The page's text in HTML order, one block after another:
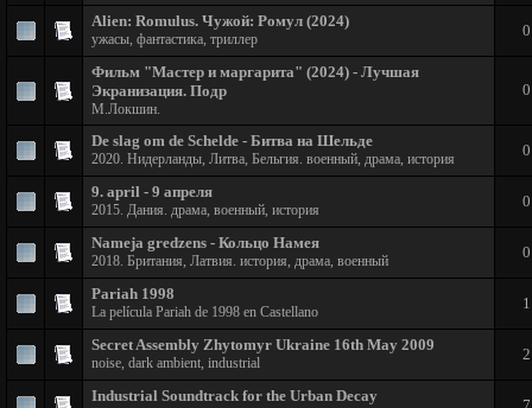
Alien: Romulus. Чужой: Ромул (2024)
ужасы, фантастика, триллер 0
Фильм "Мастер и маргарита" (2024) - Лучшая
Экранизация. Подр
М.Локшин.
0
De slag om de Schelde - Битва на Шельде
2020. Нидерланды, Литва, Бельгия. военный, драма, история 0
9. april - 9 апреля
2015. Дания. драма, военный, история 0
Nameja gredzens - Кольцо Намея
2018. Британия, Латвия. история, драма, военный 0
Pariah 1998
La película Pariah de 1998 en Castellano 1
Secret Assembly Zhytomyr Ukraine 16th May 2009
noise, dark ambient, industrial 2
Industrial Soundtrack for the Urban Decay